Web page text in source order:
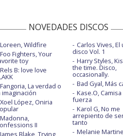
NOVEDADES DISCOS
Loreen, Wildfire
Foo Fighters, Your
toy
Rels B: love love
Fangoria, La verdad o
imaginación
Xoel López, Oniria
Madonna,
II
James Blake, Trying
Carlos Vives, El
disco Vol. 1
Harry Styles,
the time. Disco,
occasionally.
Bad Gyal, Más
Kase.O,
fuerza
Karol G, No me
arrepiento de
tanto
Melanie